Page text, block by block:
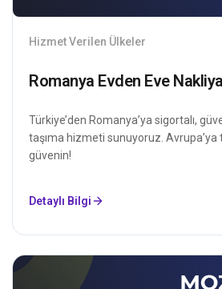
Hizmet Verilen Ülkeler
Romanya Evden Eve
Türkiye’den Romanya’ya sigortalı,
taşıma hizmeti sunuyoruz. Avrupa’ya
güvenin!
Detaylı Bilgi